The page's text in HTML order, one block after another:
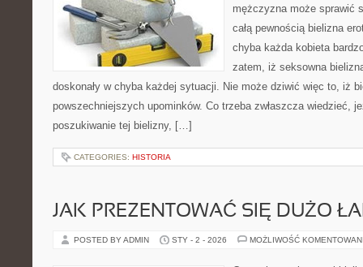
mężczyzna może sprawić
całą pewnością bielizna
chyba każda kobieta
zatem, iż seksowna
doskonały w chyba każdej sytuacji. Nie może dziwić więc to, iż
powszechniejszych upominków. Co trzeba zwłaszcza wiedzieć,
poszukiwanie tej bielizny, […]
CATEGORIES: HISTORIA
JAK PREZENTOWAĆ SIĘ DUŻO
POSTED BY ADMIN STY - 2 - 2026 MOŻLIWOŚĆ